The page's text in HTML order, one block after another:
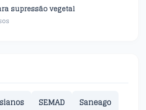
supressão vegetal
SEMAD
Saneago